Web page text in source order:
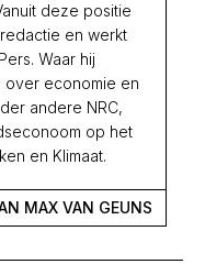
deze positie
en werkt
Waar hij
over economie en
andere NRC,
op het
en Klimaat.
MAX VAN GEUNS